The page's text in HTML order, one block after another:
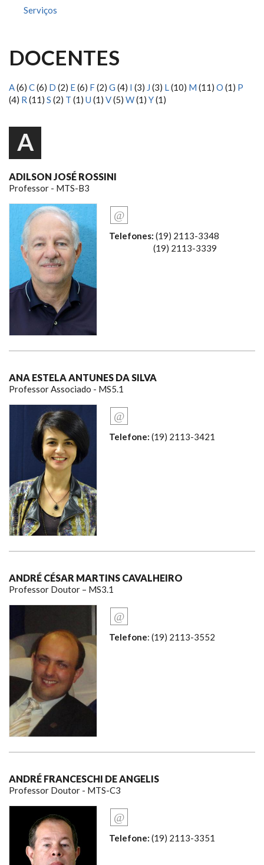
Serviços
DOCENTES
A(6) C(6) D (2) E(6) F(2) G (4) I (3) J (3) L(10) M (11) O (1) P
(4) R (11) S (2) T (1) U (1) V(5) W(1) Y(1)
A
ADILSON JOSÉ ROSSINI
Professor - MTS-B3
Telefones: (19) 2113-3348
(19) 2113-3339
ANA ESTELA ANTUNES DA SILVA
Professor Associado - MS5.1
Telefone: (19) 2113-3421
ANDRÉ CÉSAR MARTINS CAVALHEIRO
Professor Doutor – MS3.1
Telefone: (19) 2113-3552
ANDRÉ FRANCESCHI DE ANGELIS
Professor Doutor - MTS-C3
Telefone: (19) 2113-3351